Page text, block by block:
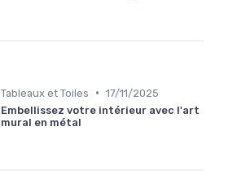
Tableaux et Toiles • 17/11/2025
Embellissez votre intérieur avec l'art
mural en métal